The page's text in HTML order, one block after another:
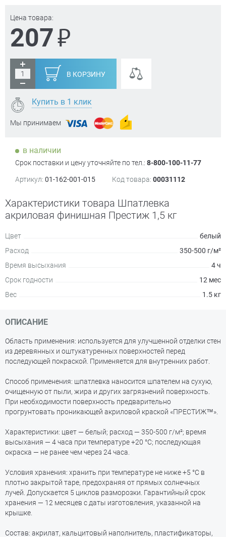
Цена товара:
207₽
В КОРЗИНУ
Купить в 1 клик
Мы принимаем
в наличии
Срок поставки и цену уточняйте по тел.: 8-800-100-11-77
Артикул: 01-162-001-015 Код товара: 00031112
Характеристики товара Шпатлевка
акриловая финишная Престиж 1,5 кг
Цвет
белый
Расход
350-500 г/м²
Время высыхания
4 ч
Срок годности
12 мес
Вес
1.5 кг
ОПИСАНИЕ
Область применения: используется для улучшенной отделки стен
из деревянных и оштукатуренных поверхностей перед
последующей покраской. Применяется для внутренних работ.
Способ применения: шпатлевка наносится шпателем на сухую,
очищенную от пыли, жира и других загрязнений поверхность.
При необходимости поверхность предварительно
прогрунтовать проникающей акриловой краской «ПРЕСТИЖ™».
Характеристики: цвет — белый; расход — 350-500 г/м²; время
высыхания — 4 часа при температуре +20 °С; последующая
окраска — не ранее чем через 24 часа.
Условия хранения: хранить при температуре не ниже +5 °С в
плотно закрытой таре, предохраняя от прямых солнечных
лучей. Допускается 5 циклов разморозки. Гарантийный срок
хранения — 12 месяцев с даты изготовления, указанной на
крышке.
Состав: акрилат, кальцитовый наполнитель, пластификаторы,